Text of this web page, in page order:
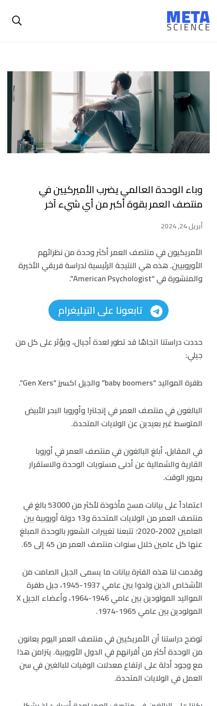
وباء الوحدة العالمي يضرب الأميركيين في
منتصف العمر بقوة أكبر من أي شيء آخر
أبريل 24, 2024
الأمريكيون في منتصف العمر أكثر وحدة من نظرائهم
الأوروبيين. هذه هي النتيجة الرئيسية لدراسة فريقي الأخيرة
والمنشورة في “American Psychologist”.
تابعونا على التيليغرام
حددت دراستنا اتجاهًا قد تطور لعدة أجيال، ويؤثر على كل من
جيلي:
طفرة المواليد “baby boomers” والجيل اكسرز “Gen Xers”.
البالغون في منتصف العمر في إنجلترا وأوروبا البحر الأبيض
المتوسط غير بعيدين عن الولايات المتحدة.
في المقابل، أبلغ البالغون في منتصف العمر في أوروبا
القارية والشمالية عن أدنى مستويات الوحدة والاستقرار
بمرور الوقت.
اعتماداً على بيانات مسح مأخوذة لأكثر من 53000 بالغ في
منتصف العمر من الولايات المتحدة و13 دولة أوروبية بين
العامين 2002-2020؛ تتبعنا تغييرات الشعور بالوحدة المبلغ
عنها كل عامين خلال سنوات منتصف العمر من 45 إلى 65.
وقدمت لنا هذه الفترة بيانات ما يسمى الجيل الصامت من
الأشخاص الذين ولدوا بين عامي 1937-1945، جيل طفرة
المواليد المولودين بين عامي 1946-1964، وأعضاء الجيل X
المولودين بين عامي 1965-1974.
توضح دراستنا أن الأمريكيين في منتصف العمر اليوم يعانون
من الوحدة أكثر من أقرانهم في الدول الأوروبية. يتزامن هذا
مع وجود أدلة على ارتفاع معدلات الوفيات للبالغين في سن
العمل في الولايات المتحدة.